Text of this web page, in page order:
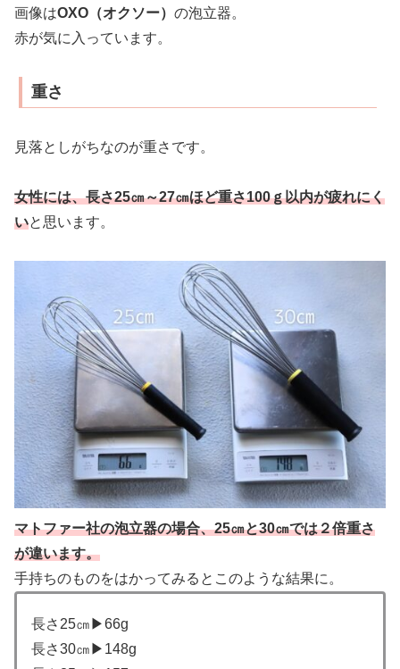
画像はOXO（オクソー） の泡立器。
赤が気に入っています。
重さ
見落としがちなのが重さです。
女性には、長さ25㎝～27㎝ほど重さ100ｇ以内が疲れにく
いと思います。
マトファー社の泡立器の場合、25㎝と30㎝では２倍重さ
が違います。
手持ちのものをはかってみるとこのような結果に。
長さ25㎝▶66g
長さ30㎝▶148g